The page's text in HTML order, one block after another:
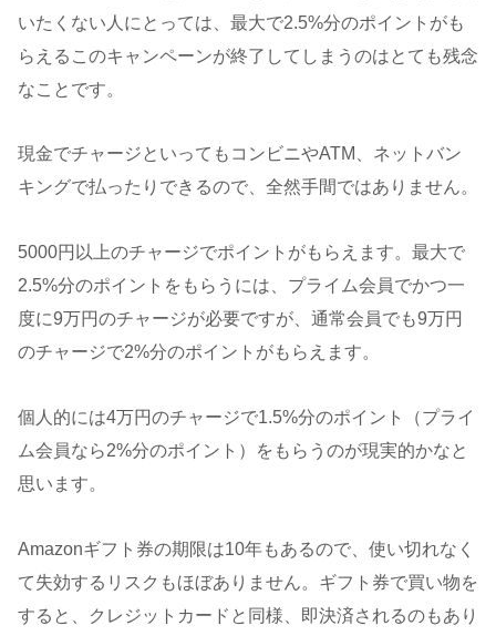
いたくない人にとっては、最大で2.5%分のポイントがも
らえるこのキャンペーンが終了してしまうのはとても残念
なことです。
現金でチャージといってもコンビニやATM、ネットバン
キングで払ったりできるので、全然手間ではありません。
5000円以上のチャージでポイントがもらえます。最大で
2.5%分のポイントをもらうには、プライム会員でかつ一
度に9万円のチャージが必要ですが、通常会員でも9万円
のチャージで2%分のポイントがもらえます。
個人的には4万円のチャージで1.5%分のポイント（プライ
ム会員なら2%分のポイント）をもらうのが現実的かなと
思います。
Amazonギフト券の期限は10年もあるので、使い切れなく
て失効するリスクもほぼありません。ギフト券で買い物を
すると、クレジットカードと同様、即決済されるのもあり